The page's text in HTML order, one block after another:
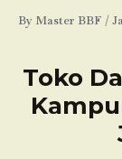
By Master BBF /
Toko